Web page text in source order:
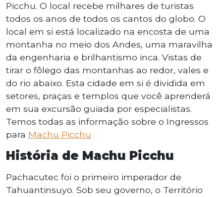
Picchu. O local recebe milhares de turistas
todos os anos de todos os cantos do globo. O
local em si está localizado na encosta de uma
montanha no meio dos Andes, uma maravilha
da engenharia e brilhantismo inca. Vistas de
tirar o fôlego das montanhas ao redor, vales e
do rio abaixo. Esta cidade em si é dividida em
setores, praças e templos que você aprenderá
em sua excursão guiada por especialistas.
Temos todas as informação sobre o Ingressos
para Machu Picchu
História de Machu Picchu
Pachacutec foi o primeiro imperador de
Tahuantinsuyo. Sob seu governo, o Território